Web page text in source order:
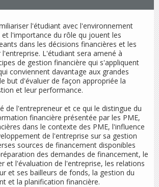
l'étudiant avec l'environnement
et l'importance du rôle qu jouent les
dans les décisions financières et les
L'étudiant sera amené à
de gestion financière qui s'appliquent
conviennent davantage aux grandes
but d'évaluer de façon appropriée la
et leur performance.
de l'entrepreneur et ce qui le distingue du
financière présentée par les PME,
dans le contexte des PME, l'influence
de l'entreprise sur sa gestion
sources de financement disponibles
des demandes de financement, le
et l'évaluation de l'entreprise, les relations
et ses bailleurs de fonds, la gestion du
et la planification financière.